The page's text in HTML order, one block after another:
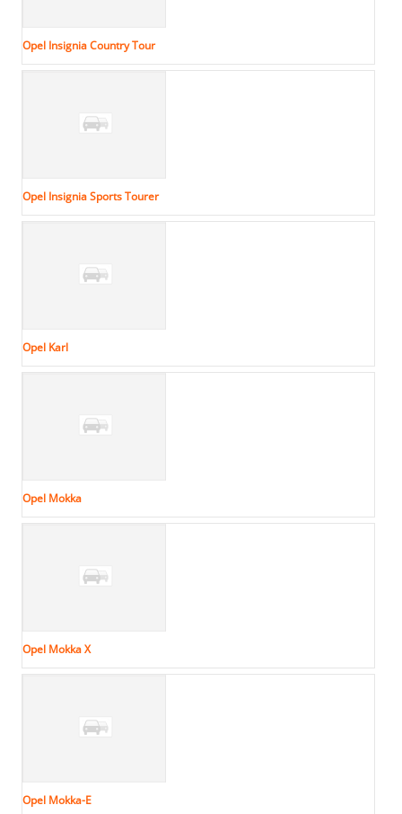
Opel Insignia Country Tour
Opel Insignia Sports Tourer
Opel Karl
Opel Mokka
Opel Mokka X
Opel Mokka-E